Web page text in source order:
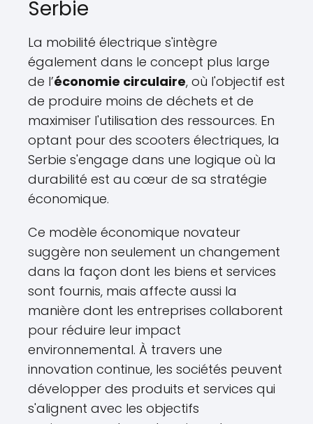
Serbie
La mobilité électrique s'intègre
également dans le concept plus large
de l’économie circulaire, où l'objectif est
de produire moins de déchets et de
maximiser l'utilisation des ressources. En
optant pour des scooters électriques, la
Serbie s'engage dans une logique où la
durabilité est au cœur de sa stratégie
économique.
Ce modèle économique novateur
suggère non seulement un changement
dans la façon dont les biens et services
sont fournis, mais affecte aussi la
manière dont les entreprises collaborent
pour réduire leur impact
environnemental. À travers une
innovation continue, les sociétés peuvent
développer des produits et services qui
s'alignent avec les objectifs